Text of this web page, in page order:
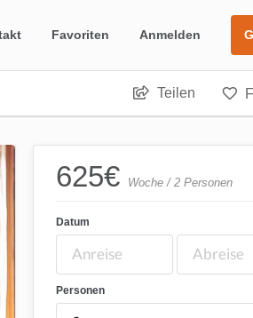
Favoriten Anmelden
Teilen
625€ Woche / 2 Personen
Datum
Personen